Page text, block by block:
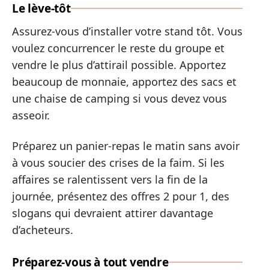
Le lève-tôt
Assurez-vous d’installer votre stand tôt. Vous
voulez concurrencer le reste du groupe et
vendre le plus d’attirail possible. Apportez
beaucoup de monnaie, apportez des sacs et
une chaise de camping si vous devez vous
asseoir.
Préparez un panier-repas le matin sans avoir
à vous soucier des crises de la faim. Si les
affaires se ralentissent vers la fin de la
journée, présentez des offres 2 pour 1, des
slogans qui devraient attirer davantage
d’acheteurs.
Préparez-vous à tout vendre